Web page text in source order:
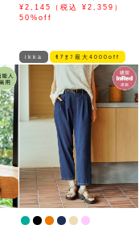
ラー半袖シャツ「小泉孝太郎
さん着用モデル」
¥2,145（税込 ¥2,359）
50%off
ikka ﾓｱｵﾌ最大4000off